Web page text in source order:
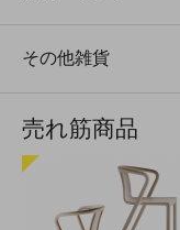
その他雑貨
売れ筋商品